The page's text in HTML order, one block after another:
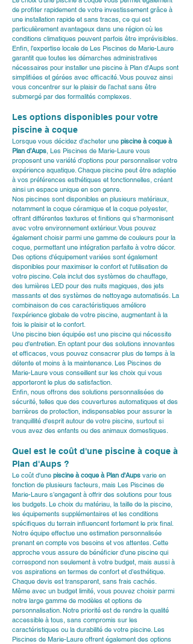
de profiter rapidement de votre investissement grâce à
une installation rapide et sans tracas, ce qui est
particulièrement avantageux dans une région où les
conditions climatiques peuvent parfois être imprévisibles.
Enfin, l’expertise locale de Les Piscines de Marie-Laure
garantit que toutes les démarches administratives
nécessaires pour installer une piscine à Plan d'Aups sont
simplifiées et gérées avec efficacité. Vous pouvez ainsi
vous concentrer sur le plaisir de l’achat sans être
submergé par des formalités complexes.
Les options disponibles pour votre
piscine à coque
Lorsque vous décidez d'acheter une piscine à coque à
Plan d’Aups, Les Piscines de Marie-Laure vous
proposent une variété d'options pour personnaliser votre
expérience aquatique. Chaque piscine peut être adaptée
à vos préférences esthétiques et fonctionnelles, créant
ainsi un espace unique en son genre.
Nos piscines sont disponibles en plusieurs matériaux,
notamment la coque céramique et la coque polyester,
offrant différentes textures et finitions qui s'harmonisent
avec votre environnement extérieur. Vous pouvez
également choisir parmi une gamme de couleurs pour la
coque, permettant une intégration parfaite à votre décor.
Des options d'équipement variées sont également
disponibles pour maximiser le confort et l'utilisation de
votre piscine. Cela inclut des systèmes de chauffage,
des lumières LED pour des nuits magiques, des jets
massants et des systèmes de nettoyage automatisés. La
combinaison de ces caractéristiques améliore
l'expérience globale de votre piscine, augmentant à la
fois le plaisir et le confort.
Une piscine bien équipée est une piscine qui nécessite
peu d'entretien. En optant pour des solutions innovantes
et efficaces, vous pouvez consacrer plus de temps à la
détente et moins à la maintenance. Les Piscines de
Marie-Laure vous conseillent sur les choix qui vous
apporteront le plus de satisfaction.
Enfin, nous offrons des solutions personnalisées de
sécurité, telles que des couvertures automatiques et des
barrières de protection, indispensables pour assurer la
tranquillité d'esprit autour de votre piscine, surtout si
vous avez des enfants ou des animaux domestiques.
Quel est le coût d'une piscine à coque à
Plan d'Aups ?
Le coût d'une piscine à coque à Plan d'Aups varie en
fonction de plusieurs facteurs, mais Les Piscines de
Marie-Laure s’engagent à offrir des solutions pour tous
les budgets. Le choix du matériau, la taille de la piscine,
les équipements supplémentaires et les conditions
spécifiques du terrain influencent fortement le prix final.
Notre équipe effectue une estimation personnalisée
prenant en compte vos besoins et vos attentes. Cette
approche vous assure de bénéficier d'une piscine qui
correspond non seulement à votre budget, mais aussi à
vos aspirations en termes de confort et d’esthétique.
Chaque devis est transparent, sans frais cachés.
Même avec un budget limité, vous pouvez choisir parmi
notre large gamme de modèles et options de
personnalisation. Notre priorité est de rendre la qualité
accessible à tous, sans compromis sur les
caractéristiques ou la durabilité de votre piscine. Les
Piscines de Marie-Laure offrent également des options